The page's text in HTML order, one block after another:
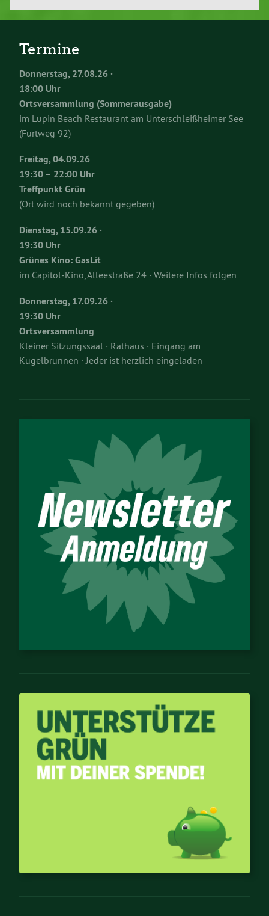
Termine
Donnerstag, 27.08.26 ·
18:00 Uhr
Ortsversammlung (Sommerausgabe)
im Lupin Beach Restaurant am Unterschleißheimer See
(Furtweg 92)
Freitag, 04.09.26
19:30 – 22:00 Uhr
Treffpunkt Grün
(Ort wird noch bekannt gegeben)
Dienstag, 15.09.26 ·
19:30 Uhr
Grünes Kino: GasLit
im Capitol-Kino, Alleestraße 24 · Weitere Infos folgen
Donnerstag, 17.09.26 ·
19:30 Uhr
Ortsversammlung
Kleiner Sitzungssaal · Rathaus · Eingang am
Kugelbrunnen · Jeder ist herzlich eingeladen